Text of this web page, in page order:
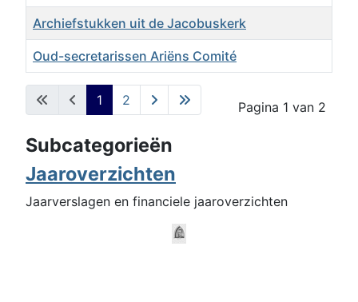
Artikelen
Archiefstukken uit de Jacobuskerk
Oud-secretarissen Ariëns Comité
Pagina 1 van 2
1 2
Subcategorieën
Jaaroverzichten
Jaarverslagen en financiele jaaroverzichten